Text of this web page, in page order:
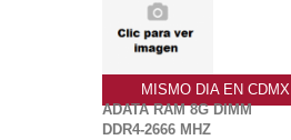
MISMO DIA EN CDMX
ADATA RAM 8G DIMM
DDR4-2666 MHZ